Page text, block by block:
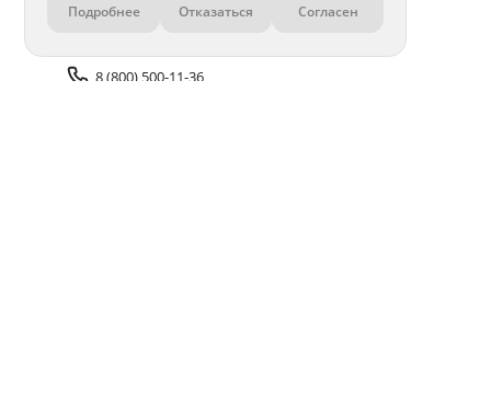
Контакты
8 (800) 500-11-36
Подробнее Отказаться Согласен